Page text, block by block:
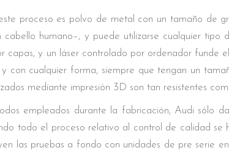
proceso es polvo de metal con un tamaño de
cabello humano–, y puede utilizarse cualquier
capas, y un láser controlado por ordenador
con cualquier forma, siempre que tengan un
mediante impresión 3D son tan resistentes
empleados durante la fabricación, Audi sólo
todo el proceso relativo al control de calidad se
las pruebas a fondo con unidades de pre serie